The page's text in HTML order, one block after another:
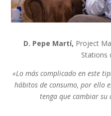
D. Pepe Martí, Project
Stations
«Lo más complicado en este
hábitos de consumo, por ello
tenga que cambiar